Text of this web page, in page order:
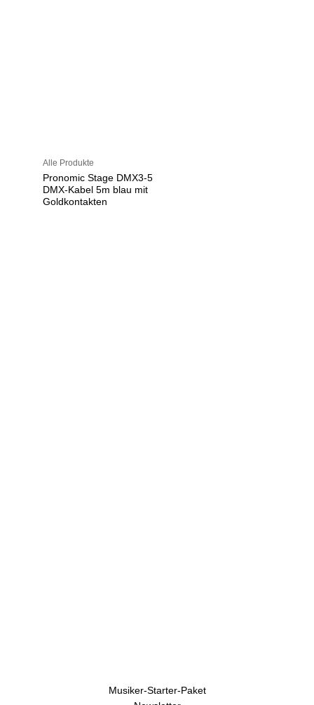
Alle Produkte
Pronomic Stage DMX3-5
DMX-Kabel 5m blau mit
Goldkontakten
Musiker-Starter-Paket